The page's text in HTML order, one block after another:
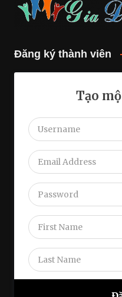
Đăng ký thành viên
Tạo